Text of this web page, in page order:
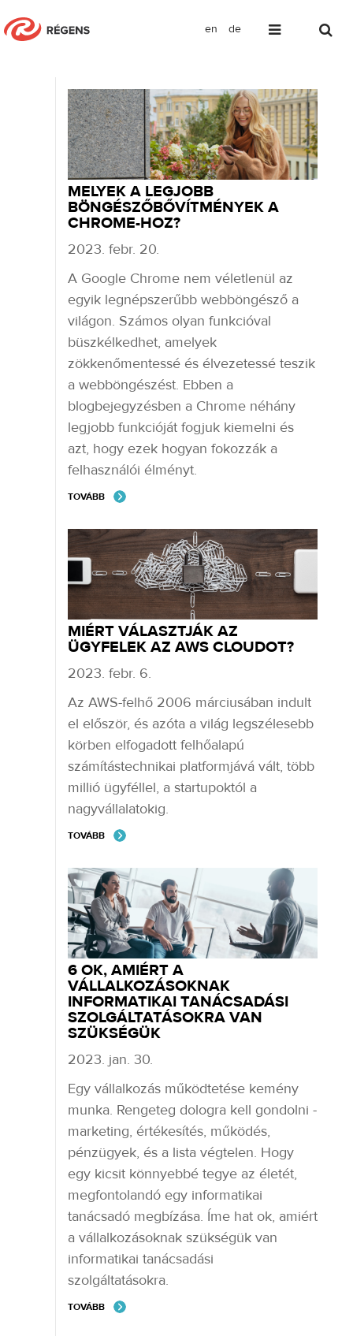
en de
MELYEK A LEGJOBB
BÖNGÉSZŐBŐVÍTMÉNYEK A
CHROME-HOZ?
2023. febr. 20.
A Google Chrome nem véletlenül az
egyik legnépszerűbb webböngésző a
világon. Számos olyan funkcióval
büszkélkedhet, amelyek
zökkenőmentessé és élvezetessé teszik
a webböngészést. Ebben a
blogbejegyzésben a Chrome néhány
legjobb funkcióját fogjuk kiemelni és
azt, hogy ezek hogyan fokozzák a
felhasználói élményt.
TOVÁBB
MIÉRT VÁLASZTJÁK AZ
ÜGYFELEK AZ AWS CLOUDOT?
2023. febr. 6.
Az AWS-felhő 2006 márciusában indult
el először, és azóta a világ legszélesebb
körben elfogadott felhőalapú
számítástechnikai platformjává vált, több
millió ügyféllel, a startupoktól a
nagyvállalatokig.
TOVÁBB
6 OK, AMIÉRT A
VÁLLALKOZÁSOKNAK
INFORMATIKAI TANÁCSADÁSI
SZOLGÁLTATÁSOKRA VAN
SZÜKSÉGÜK
2023. jan. 30.
Egy vállalkozás működtetése kemény
munka. Rengeteg dologra kell gondolni -
marketing, értékesítés, működés,
pénzügyek, és a lista végtelen. Hogy
egy kicsit könnyebbé tegye az életét,
megfontolandó egy informatikai
tanácsadó megbízása. Íme hat ok, amiért
a vállalkozásoknak szükségük van
informatikai tanácsadási
szolgáltatásokra.
TOVÁBB